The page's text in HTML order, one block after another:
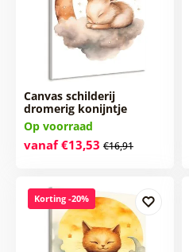
Canvas schilderij
dromerig konijntje
Op voorraad
vanaf €13,53 €16,91
Korting -20%